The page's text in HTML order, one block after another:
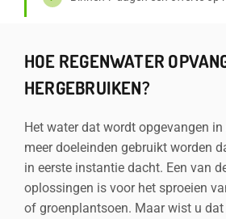
HOE REGENWATER
HERGEBRUIKEN?
Het water dat wordt opgevangen
meer doeleinden gebruikt worden
in eerste instantie dacht. Een van
oplossingen is voor het sproeien
of groenplantsoen. Maar wist u